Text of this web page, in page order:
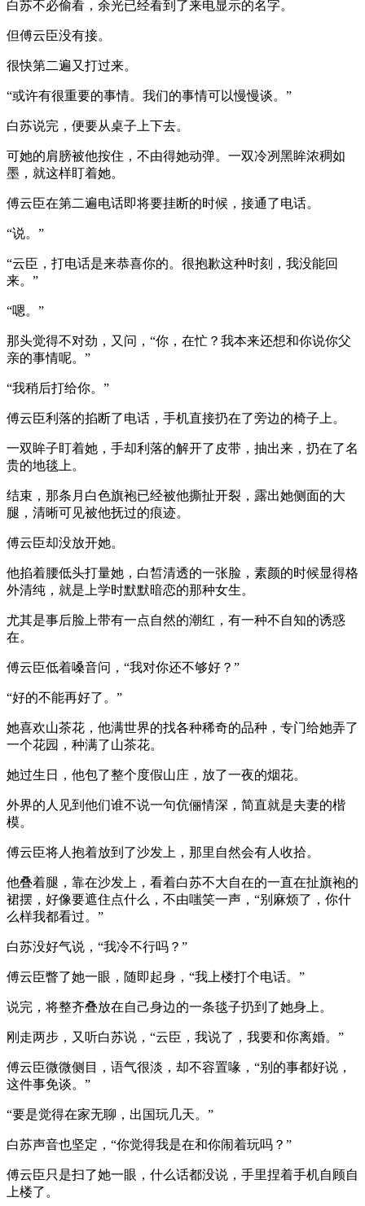
白苏不必偷看，余光已经看到了来电显示的名字。
但傅云臣没有接。
很快第二遍又打过来。
“或许有很重要的事情。我们的事情可以慢慢谈。”
白苏说完，便要从桌子上下去。
可她的肩膀被他按住，不由得她动弹。一双冷冽黑眸浓稠如
墨，就这样盯着她。
傅云臣在第二遍电话即将要挂断的时候，接通了电话。
“说。”
“云臣，打电话是来恭喜你的。很抱歉这种时刻，我没能回
来。”
“嗯。”
那头觉得不对劲，又问，“你，在忙？我本来还想和你说你父
亲的事情呢。”
“我稍后打给你。”
傅云臣利落的掐断了电话，手机直接扔在了旁边的椅子上。
一双眸子盯着她，手却利落的解开了皮带，抽出来，扔在了名
贵的地毯上。
结束，那条月白色旗袍已经被他撕扯开裂，露出她侧面的大
腿，清晰可见被他抚过的痕迹。
傅云臣却没放开她。
他掐着腰低头打量她，白皙清透的一张脸，素颜的时候显得格
外清纯，就是上学时默默暗恋的那种女生。
尤其是事后脸上带有一点自然的潮红，有一种不自知的诱惑
在。
傅云臣低着嗓音问，“我对你还不够好？”
“好的不能再好了。”
她喜欢山茶花，他满世界的找各种稀奇的品种，专门给她弄了
一个花园，种满了山茶花。
她过生日，他包了整个度假山庄，放了一夜的烟花。
外界的人见到他们谁不说一句伉俪情深，简直就是夫妻的楷
模。
傅云臣将人抱着放到了沙发上，那里自然会有人收拾。
他叠着腿，靠在沙发上，看着白苏不大自在的一直在扯旗袍的
裙摆，好像要遮住点什么，不由嗤笑一声，“别麻烦了，你什
么样我都看过。”
白苏没好气说，“我冷不行吗？”
傅云臣瞥了她一眼，随即起身，“我上楼打个电话。”
说完，将整齐叠放在自己身边的一条毯子扔到了她身上。
刚走两步，又听白苏说，“云臣，我说了，我要和你离婚。”
傅云臣微微侧目，语气很淡，却不容置喙，“别的事都好说，
这件事免谈。”
“要是觉得在家无聊，出国玩几天。”
白苏声音也坚定，“你觉得我是在和你闹着玩吗？”
傅云臣只是扫了她一眼，什么话都没说，手里捏着手机自顾自
上楼了。